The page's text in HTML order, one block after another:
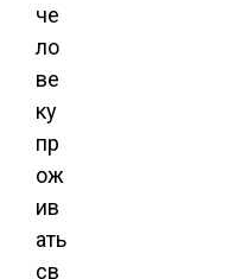
че
ло
ве
ку
пр
ож
ив
ать
св